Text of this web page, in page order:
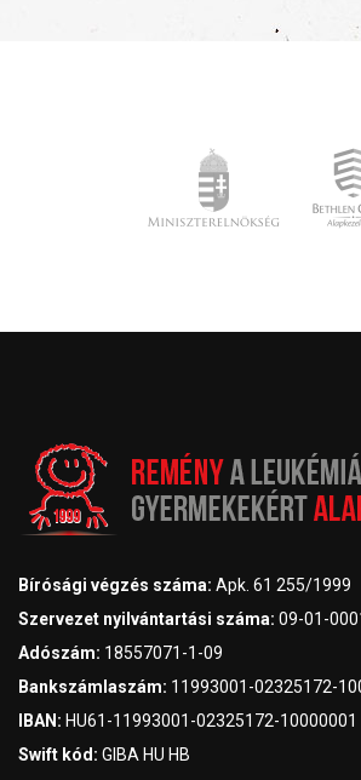
Bírósági végzés száma: Apk. 61 255/1999
Szervezet nyilvántartási száma: 09-01-
Adószám: 18557071-1-09
Bankszámlaszám: 11993001-02325172-
IBAN: HU61-11993001-02325172-10000001
Swift kód: GIBA HU HB